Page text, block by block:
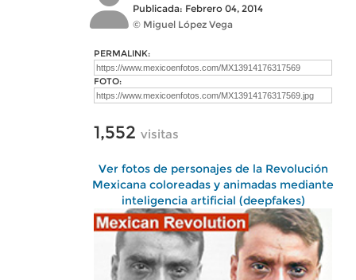
Publicada: Febrero 04, 2014
© Miguel López Vega
PERMALINK:
FOTO:
1,552 visitas
Ver fotos de personajes de la Revolución
Mexicana coloreadas y animadas mediante
inteligencia artificial (deepfakes)